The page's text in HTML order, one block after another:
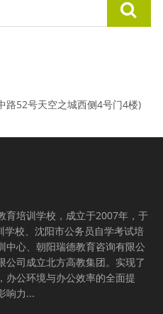
路52号天空之城西侧4号门4楼)
育培训学校，成立于2007年，于
校、沈阳市公务员自学考试培
中心、朝阳瑞德教育咨询有限公
公司成立北方高教集团。实现了
办公环境与办公效率的全面提
响力...